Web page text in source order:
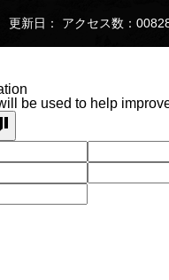
更新日： アクセス数：
be used to help